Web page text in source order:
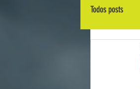
Todos posts